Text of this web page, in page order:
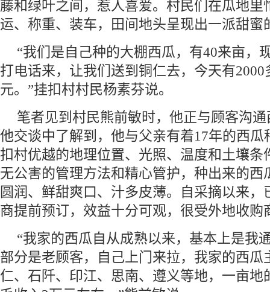
藤和绿叶之间，惹人喜爱。村民们在瓜地里
运、称重、装车，田间地头呈现出一派甜蜜
“我们是自己种的大棚西瓜，有40来亩，
打电话来，让我们送到铜仁去，今天有2000
元。”挂扣村村民杨素芬说。
笔者见到村民熊前敏时，他正与顾客沟
他交谈中了解到，他与父亲有着17年的西瓜
扣村优越的地理位置、光照、温度和土壤条
无公害的管理方法和精心管护，种出来的西
圆润、鲜甜爽口、汁多皮薄。自采摘以来，
商提前预订，效益十分可观，很受外地收购
“我家的西瓜自从成熟以来，基本上是我
部分是老顾客，自己上门来拉，我家的西瓜
仁、石阡、印江、思南、遵义等地，一亩地